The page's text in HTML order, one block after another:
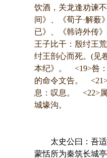
饮酒，关龙逢劝谏
间》、《荀子·解薮
已》、《韩诗外传
王子比干：殷纣王
纣王剖心而死。(见
本纪》。 <19>咎
的命令文告。
息：叹息。 <22>
城壕沟。
太史公曰：吾适
蒙恬所为秦筑长城